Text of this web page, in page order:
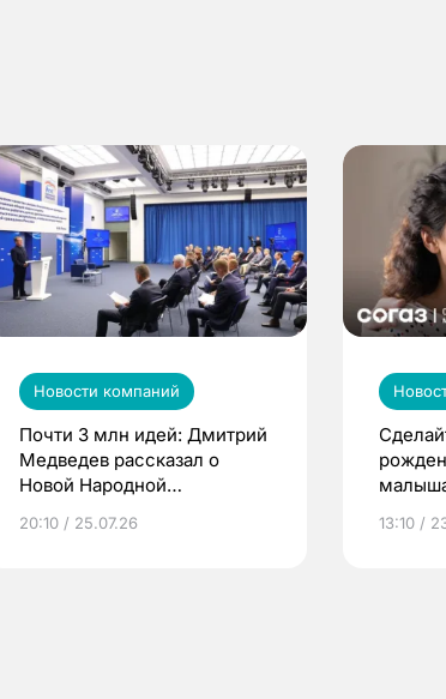
Новости компаний
Почти 3 млн идей: Дмитрий
Медведев рассказал о
Новой Народной
20:10 / 25.07.26
по
13:10 /